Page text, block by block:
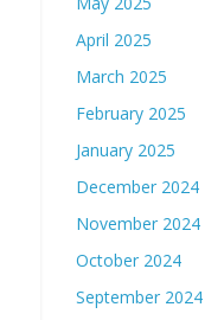
April 2025
March 2025
February 2025
January 2025
December 2024
November 2024
October 2024
September 2024